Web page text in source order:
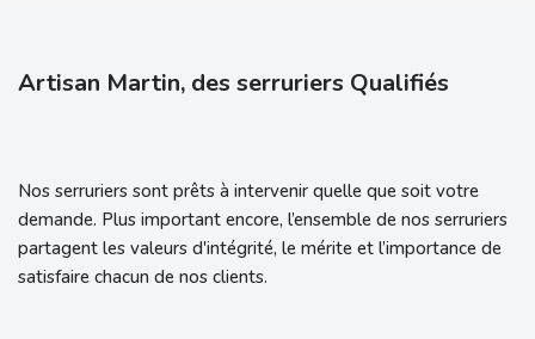
Artisan Martin, des serruriers Qualifiés
Nos serruriers sont prêts à intervenir quelle que soit votre
demande. Plus important encore, l’ensemble de nos serruriers
partagent les valeurs d'intégrité, le mérite et l’importance de
satisfaire chacun de nos clients.